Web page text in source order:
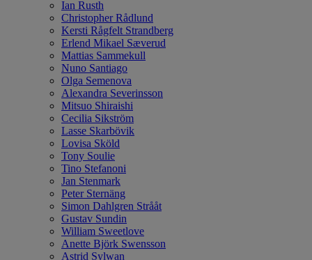
Ian Rusth
Christopher Rådlund
Kersti Rågfelt Strandberg
Erlend Mikael Sæverud
Mattias Sammekull
Nuno Santiago
Olga Semenova
Alexandra Severinsson
Mitsuo Shiraishi
Cecilia Sikström
Lasse Skarbövik
Lovisa Sköld
Tony Soulie
Tino Stefanoni
Jan Stenmark
Peter Sternäng
Simon Dahlgren Strååt
Gustav Sundin
William Sweetlove
Anette Björk Swensson
Astrid Sylwan